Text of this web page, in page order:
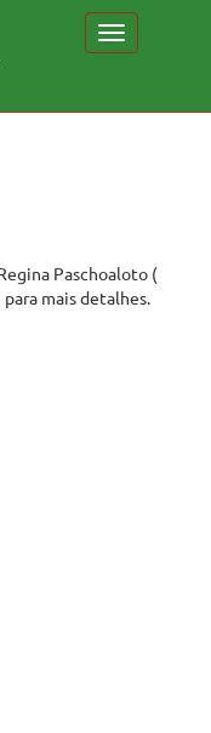
Toggle
navigation
Paschoaloto (
mais detalhes.